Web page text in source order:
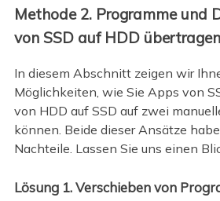
Methode 2. Programme und
von SSD auf HDD
In diesem Abschnitt zeigen wir
Möglichkeiten, wie Sie Apps von
von HDD auf SSD auf zwei
können. Beide dieser Ansätze
Nachteile. Lassen Sie uns einen
Lösung 1. Verschieben von